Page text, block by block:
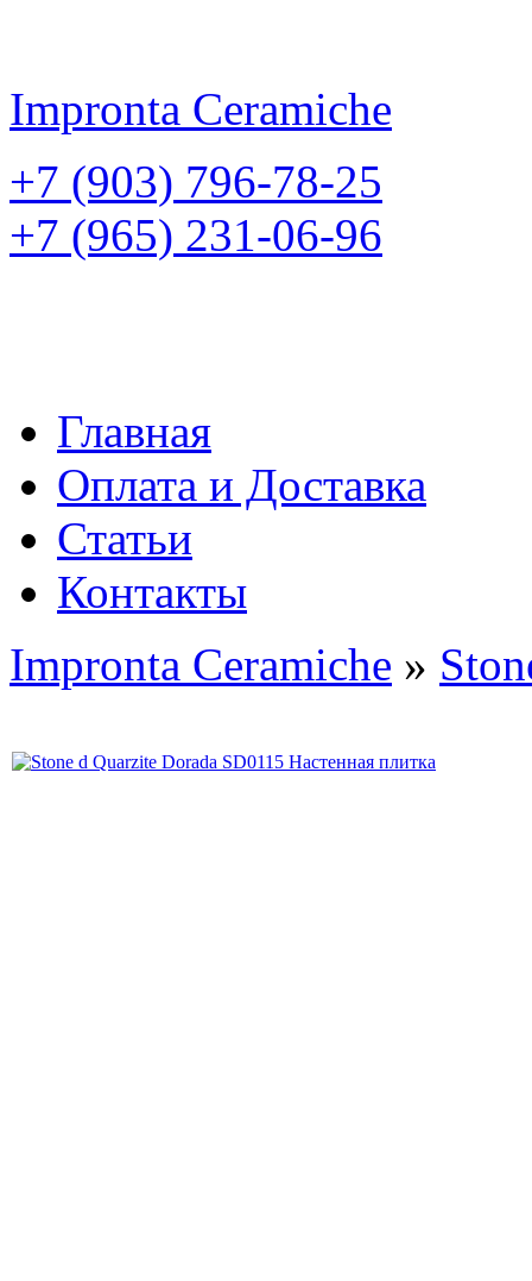
Impronta Ceramiche
+7 (903) 796-78-25
+7 (965) 231-06-96
Главная
Оплата и Доставка
Статьи
Контакты
Impronta Ceramiche »